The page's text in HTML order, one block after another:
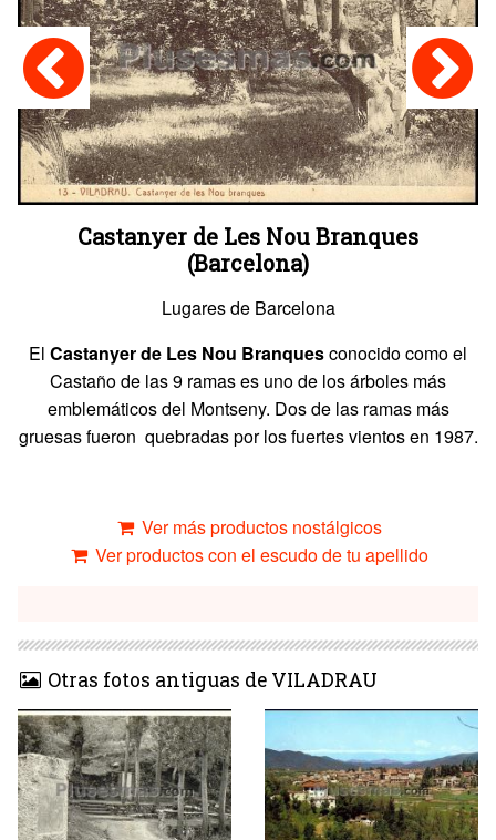
Castanyer de Les Nou Branques
(Barcelona)
Lugares de Barcelona
El Castanyer de Les Nou Branquesconocido como el
Castaño de las 9 ramas es uno de los árboles más
emblemáticos del Montseny. Dos de las ramas más
gruesas fueron quebradas por los fuertes vientos en 1987.
Ver más productos nostálgicos
Ver productos con el escudo de tu apellido
Otras fotos antiguas de VILADRAU